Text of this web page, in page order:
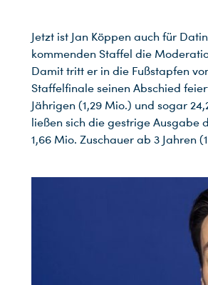
Jetzt ist Jan Köppen auch für
kommenden Staffel die
Damit tritt er in die Fußstapfen
Staffelfinale seinen Abschied
Jährigen (1,29 Mio.) und sogar
ließen sich die gestrige Ausgabe
1,66 Mio. Zuschauer ab 3 Jahren